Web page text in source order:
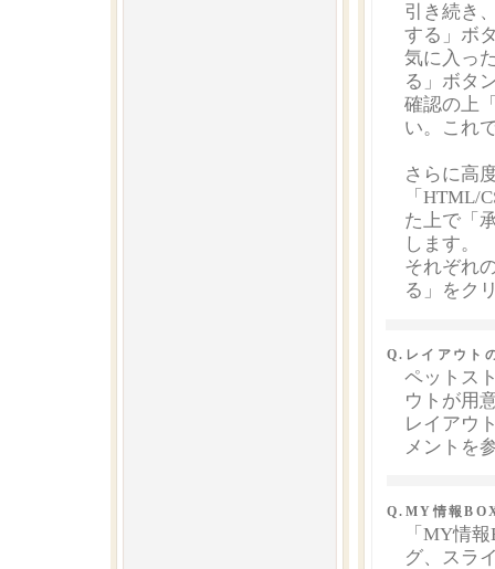
引き続き
する」ボ
気に入っ
る」ボタ
確認の上
い。これ
さらに高
「HTML/
た上で「
します。
それぞれ
る」をク
Q.レイアウト
ペットス
ウトが用
レイアウ
メントを
Q.MY情報
「MY情
グ、スラ